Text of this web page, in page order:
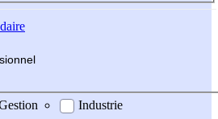
Industrie